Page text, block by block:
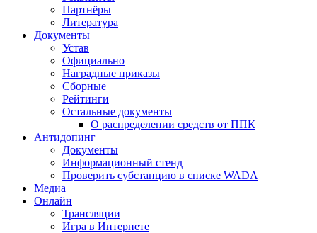
Партнёры
Литература
Документы
Устав
Официально
Наградные приказы
Сборные
Рейтинги
Остальные документы
О распределении средств от ППК
Антидопинг
Документы
Информационный стенд
Проверить субстанцию в списке WADA
Медиа
Онлайн
Трансляции
Игра в Интернете